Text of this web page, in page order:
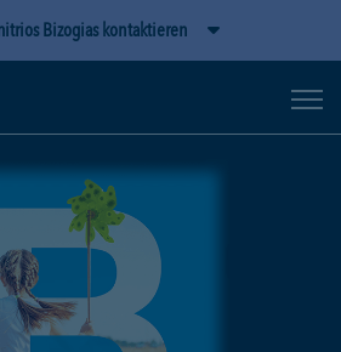
Bizogias kontaktieren